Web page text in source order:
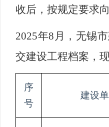
收后，按规定要求
2025年8月，无锡
交建设工程档案，现
序
号
建设